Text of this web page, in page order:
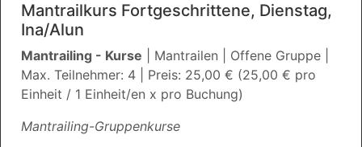
Mantrailkurs Fortgeschrittene, Dienstag,
Ina/Alun
Mantrailing - Kurse | Mantrailen | Offene Gruppe |
Max. Teilnehmer: 4 | Preis: 25,00 € (25,00 € pro
Einheit / 1 Einheit/en x pro Buchung)
Mantrailing-Gruppenkurse